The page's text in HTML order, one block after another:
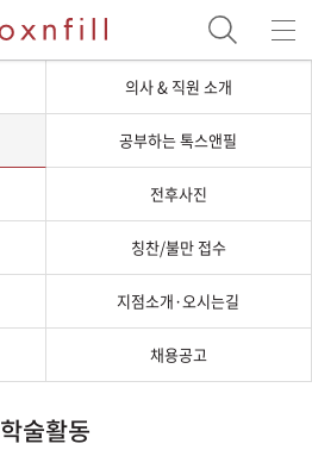
의사 & 직원 소개
공부하는 톡스앤필
전후사진
칭찬/불만 접수
지점소개·오시는길
채용공고
학술활동